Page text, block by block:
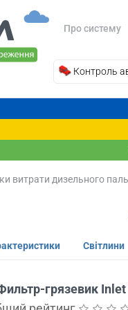
Про систему
Контроль
витрати дизельного
Світлини
грязевик